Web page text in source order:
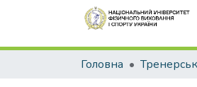
Головна